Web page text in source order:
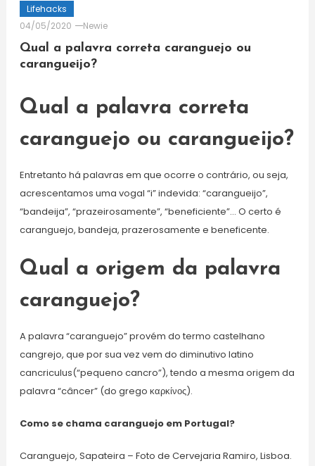
Lifehacks
04/05/2020
Newie
Qual a palavra correta caranguejo ou
carangueijo?
Qual a palavra correta
caranguejo ou carangueijo?
Entretanto há palavras em que ocorre o contrário, ou seja,
acrescentamos uma vogal “i” indevida: “carangueijo”,
“bandeija”, “prazeirosamente”, “beneficiente”… O certo é
caranguejo, bandeja, prazerosamente e beneficente.
Qual a origem da palavra
caranguejo?
A palavra “caranguejo” provém do termo castelhano
cangrejo, que por sua vez vem do diminutivo latino
cancriculus(“pequeno cancro”), tendo a mesma origem da
palavra “câncer” (do grego καρκίνος).
Como se chama caranguejo em Portugal?
Caranguejo, Sapateira – Foto de Cervejaria Ramiro, Lisboa.